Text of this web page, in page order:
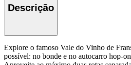
Descrição
Explore o famoso Vale do Vinho de
possível: no bonde e no autocarro hop-